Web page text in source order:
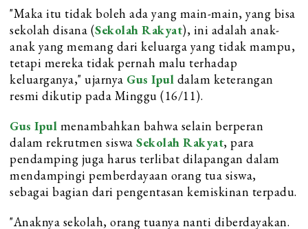
"Maka itu tidak boleh ada yang main-main, yang bisa
sekolah disana (Sekolah Rakyat), ini adalah anak-
anak yang memang dari keluarga yang tidak mampu,
tetapi mereka tidak pernah malu terhadap
keluarganya," ujarnya Gus Ipul dalam keterangan
resmi dikutip pada Minggu (16/11).
Gus Ipul menambahkan bahwa selain berperan
dalam rekrutmen siswa Sekolah Rakyat, para
pendamping juga harus terlibat dilapangan dalam
mendampingi pemberdayaan orang tua siswa,
sebagai bagian dari pengentasan kemiskinan terpadu.
"Anaknya sekolah, orang tuanya nanti diberdayakan.